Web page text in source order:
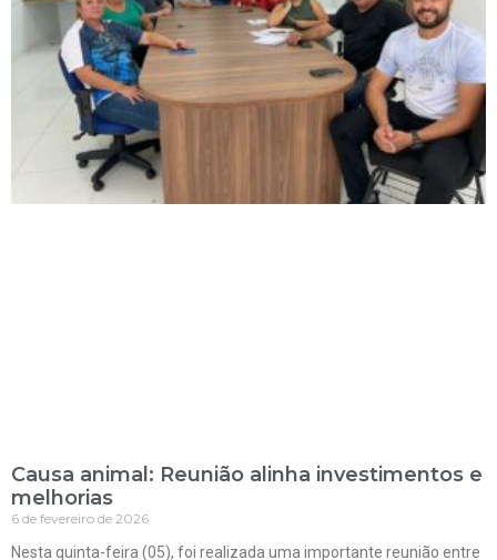
Causa animal: Reunião alinha investimentos e
melhorias
6 de fevereiro de 2026
Nesta quinta-feira (05), foi realizada uma importante reunião entre